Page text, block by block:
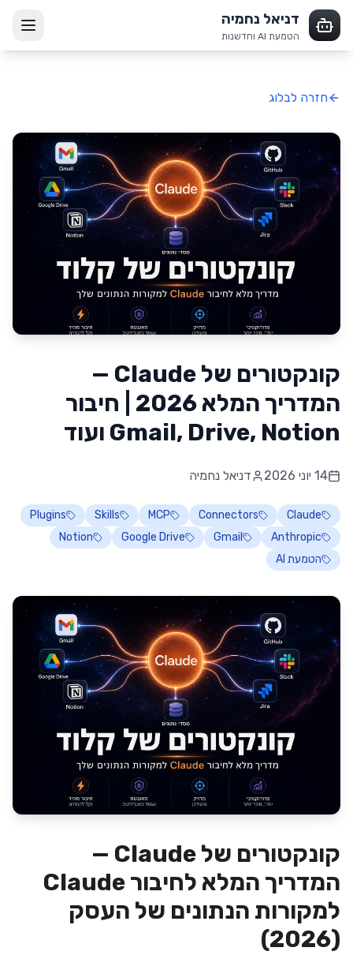
דניאל נחמיה
הטמעת AI וחדשנות
חזרה לבלוג
קונקטורים של Claude —
המדריך המלא 2026 | חיבור
Gmail, Drive, Notion ועוד
14 יוני 2026 דניאל נחמיה
Claude
Connectors
MCP
Skills
Plugins
Anthropic
Gmail
Google Drive
Notion
הטמעת AI
קונקטורים של Claude —
המדריך המלא לחיבור Claude
למקורות הנתונים של העסק
(2026)